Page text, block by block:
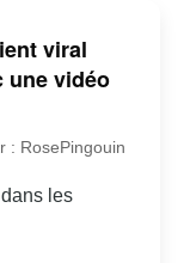
viral
une vidéo
: RosePingouin
les